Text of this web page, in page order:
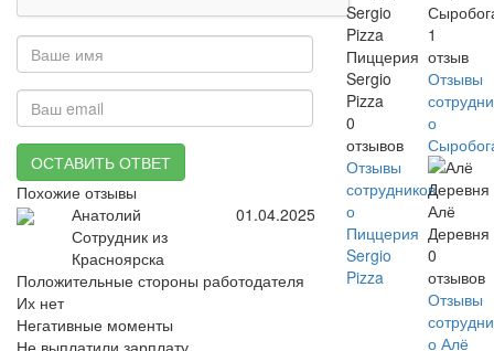
ОСТАВИТЬ ОТВЕТ
Похожие отзывы
Анатолий
Сотрудник из
Красноярска
01.04.2025
Положительные стороны работодателя
Их нет
Негативные моменты
Не выплатили зарплату
Пиццерия
Sergio
Pizza
0
отзывов
Отзывы
сотрудников
о
Пиццерия
Sergio
Pizza
1
отзыв
Отзывы
о
Алё
Деревня
0
отзывов
Отзывы
о Алё